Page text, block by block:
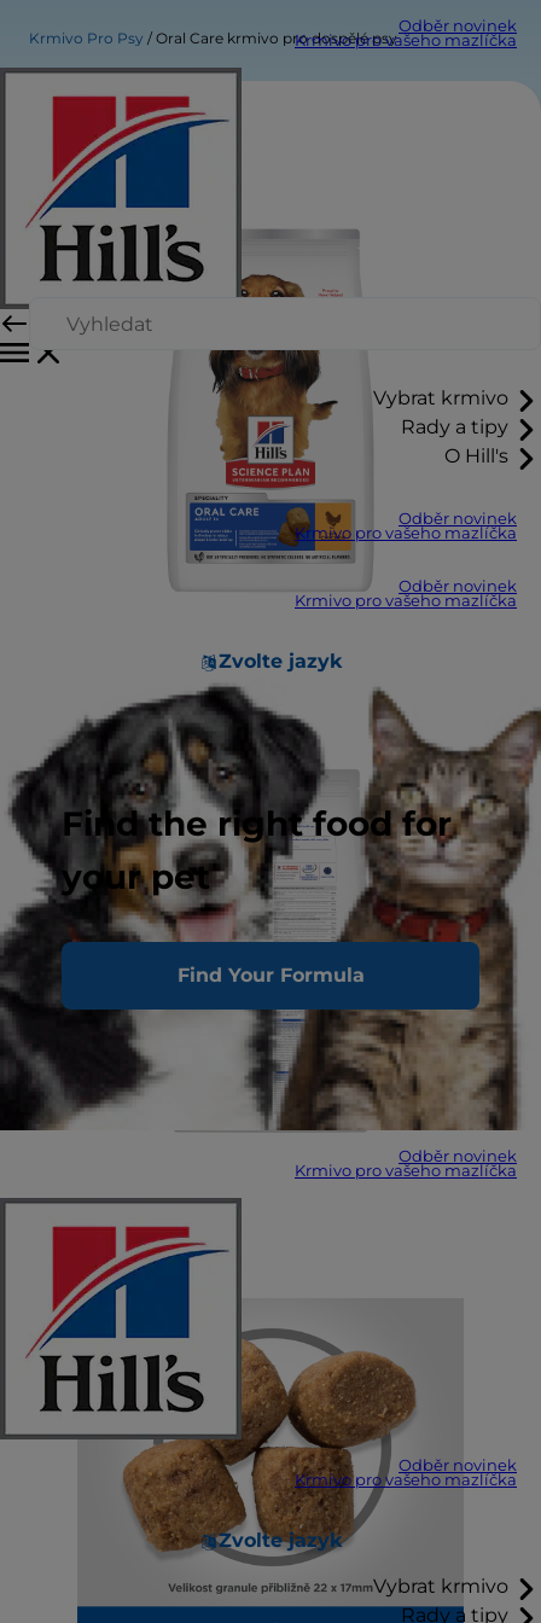
Odběr novinek
Krmivo pro vašeho mazlíčka
Vybrat krmivo
Rady a tipy
O Hill's
Odběr novinek
Krmivo pro vašeho mazlíčka
Odběr novinek
Krmivo pro vašeho mazlíčka
Zvolte jazyk
Find the right food for
your pet
Find Your Formula
Odběr novinek
Krmivo pro vašeho mazlíčka
Odběr novinek
Krmivo pro vašeho mazlíčka
Zvolte jazyk
Vybrat krmivo
Rady a tipy
Krmivo Pro Psy Oral Care krmivo pro dospělé psy